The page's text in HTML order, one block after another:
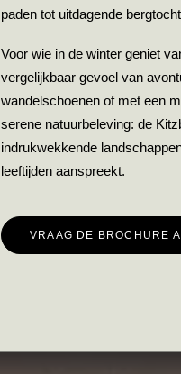
paden tot uitdagende
Voor wie in de winter geniet
vergelijkbaar gevoel van
wandelschoenen of met een
serene natuurbeleving: de
indrukwekkende
leeftijden aanspreekt.
VRAAG DE BROCHURE